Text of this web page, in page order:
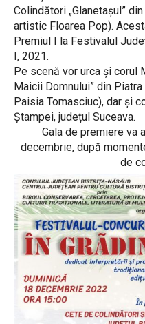
Colindători „Glanetașul”
artistic Floarea Pop).
Premiul I la Festivalul
I, 2021.
Pe scenă vor urca și corul
Maicii Domnului” din
Paisia Tomasciuc), dar și
Ștampei, județul Suceava.
Gala de premiere va
decembrie, după
de